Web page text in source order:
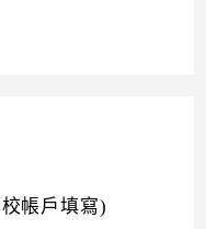
帳戶填寫)